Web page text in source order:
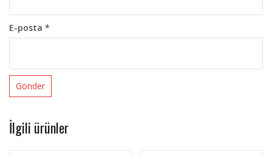
E-posta *
İlgili ürünler